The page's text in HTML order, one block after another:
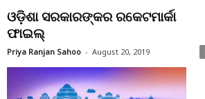
ଓଡ଼ିଶା ସରକାରଙ୍କର ରକେଟମାର୍କା
ଫାଇଲ୍
Priya Ranjan Sahoo - August 20, 2019